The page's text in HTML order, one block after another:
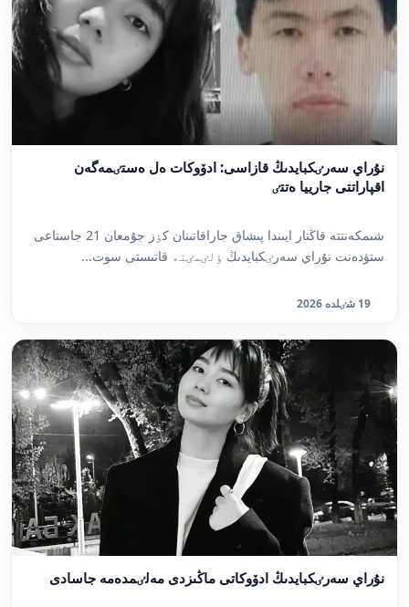
نۇراي سەرٸكبايدىڭ قازاسى: ادۆوكات ەل ەستٸمەگەن
اقپاراتتى جارييا ەتتٸ
شىمكەنتتە قاڭتار ايىندا پىشاق جاراقاتىنان كٶز جۇمعان 21 جاستاعى
ستۋدەنت نۇراي سەرٸكبايدىڭ ٶلٸمٸنە قاتىستى سوت...
19 شٸلدە 2026
نۇراي سەرٸكبايدىڭ ادۆوكاتى ماڭىزدى مەلٸمدەمە جاسادى